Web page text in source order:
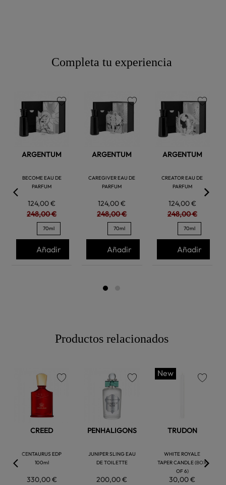
Completa tu experiencia
ARGENTUM
BECOME EAU DE
PARFUM
124,00 €
248,00 €
favorite
70ml
Añadir
ARGENTUM
CAREGIVER EAU DE
PARFUM
124,00 €
248,00 €
70ml
Añadir
ARGENTUM
CREATOR EAU DE
PARFUM
124,00 €
248,00 €
70ml
Añadir
Productos relacionados
CREED
CENTAURUS EDP
100ml
330,00 €
PENHALIGONS
JUNIPER SLING EAU
DE TOILETTE
200,00 €
New
TRUDON
WHITE ROYALE
TAPER CANDLE (BOX
OF 6)
30,00 €